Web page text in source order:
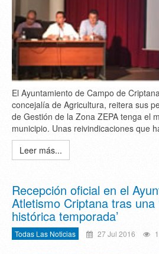
El Ayuntamiento de Campo de
concejalía de Agricultura, reitera sus
de Gestión de la Zona ZEPA tenga el
municipio. Unas reivindicaciones que
Leer más...
Recepción oficial en el
Atletismo Criptana tras una
histórica temporada’
Todas Las Noticias 27 Jul 2016